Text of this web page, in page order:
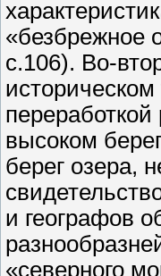
«безбрежное
с.106). Во-
высоком
берег озера,
и географов
«северного